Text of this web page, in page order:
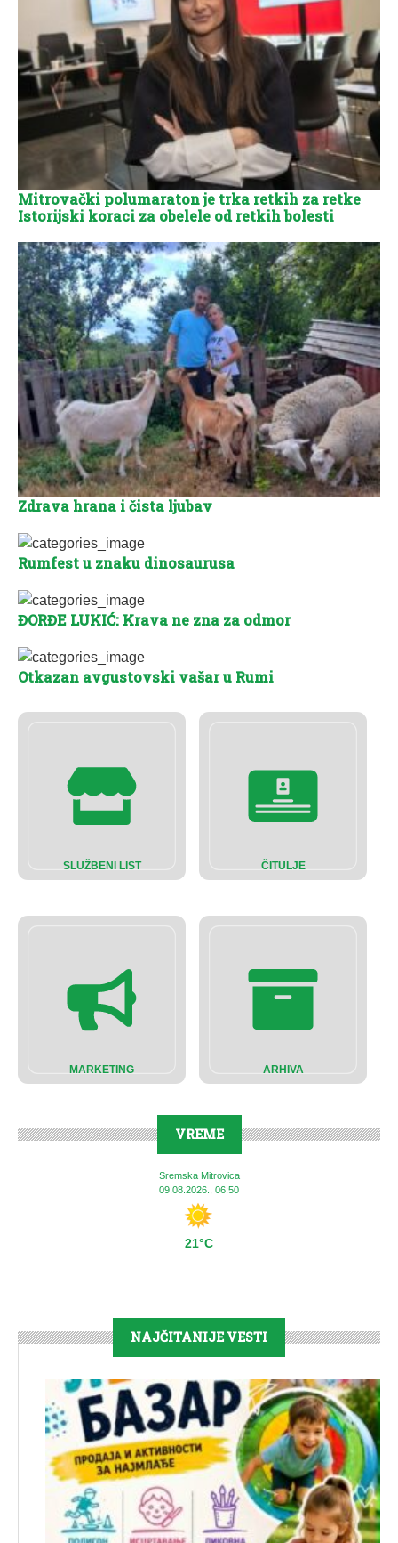
SLUŽBENI LIST ČITULJE
MARKETING ARHIVA
VREME
Sremska Mitrovica
09.08.2026., 06:50
21°C
Mitrovački polumaraton je trka retkih za retke
Istorijski koraci za obelele od retkih bolesti
Zdrava hrana i čista ljubav
Rumfest u znaku dinosaurusa
ĐORĐE LUKIĆ: Krava ne zna za odmor
Otkazan avgustovski vašar u Rumi
NAJČITANIJE VESTI